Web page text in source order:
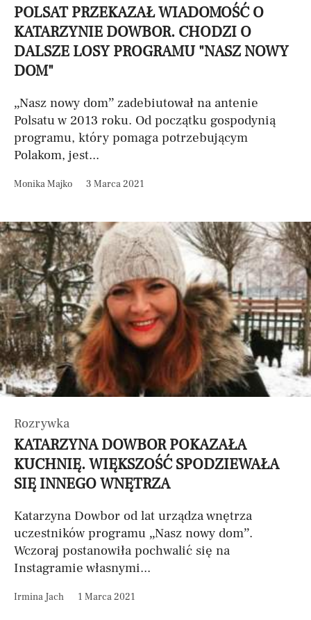
POLSAT PRZEKAZAŁ WIADOMOŚĆ O
KATARZYNIE DOWBOR. CHODZI O
DALSZE LOSY PROGRAMU "NASZ NOWY
DOM"
„Nasz nowy dom” zadebiutował na antenie
Polsatu w 2013 roku. Od początku gospodynią
programu, który pomaga potrzebującym
Polakom, jest...
Monika Majko 3 Marca 2021
Rozrywka
KATARZYNA DOWBOR POKAZAŁA
KUCHNIĘ. WIĘKSZOŚĆ SPODZIEWAŁA
SIĘ INNEGO WNĘTRZA
Katarzyna Dowbor od lat urządza wnętrza
uczestników programu „Nasz nowy dom”.
Wczoraj postanowiła pochwalić się na
Instagramie własnymi...
Irmina Jach 1 Marca 2021